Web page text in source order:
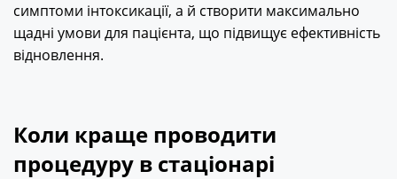
симптоми інтоксикації, а й створити максимально
щадні умови для пацієнта, що підвищує ефективність
відновлення.
Коли краще проводити
процедуру в стаціонарі